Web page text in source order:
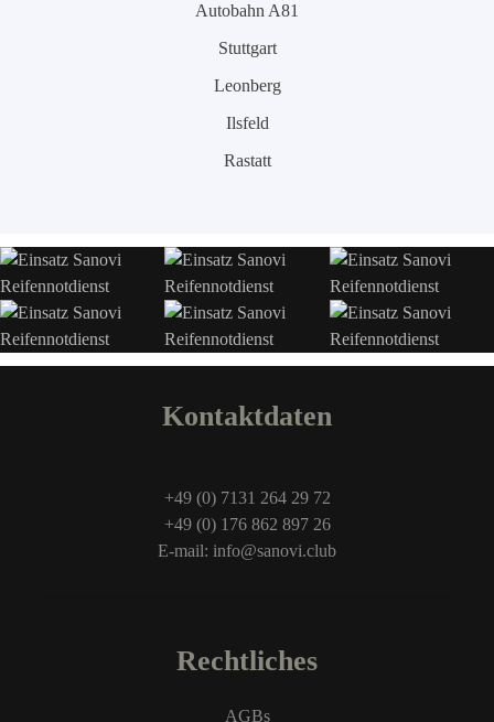
Autobahn A81
Stuttgart
Leonberg
Ilsfeld
Rastatt
Kontaktdaten
+49 (0) 7131 264 29 72
+49 (0) 176 862 897 26
E-mail: info@sanovi.club
Rechtliches
AGBs